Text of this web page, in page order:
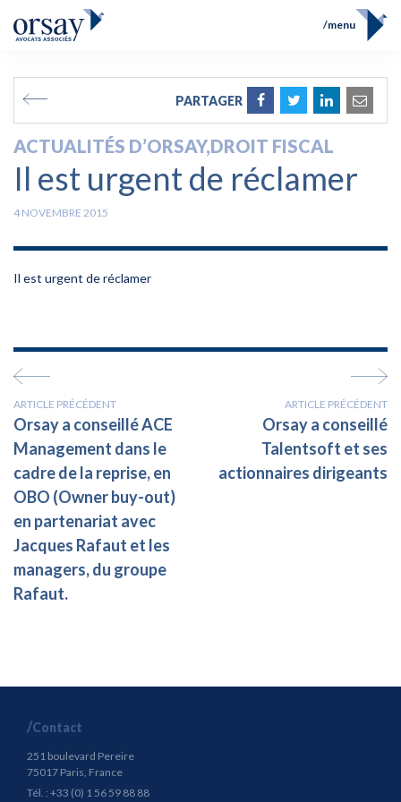
FR
menu
Compétences
Prix et Distinctions
Opérations
Actualités
Contact
PARTAGER
ACTUALITÉS D’ORSAY,DROIT FISCAL
Il est urgent de réclamer
4 NOVEMBRE 2015
Il est urgent de réclamer
ARTICLE PRÉCÉDENT
Orsay a conseillé ACE
Management dans le
cadre de la reprise, en
OBO (Owner buy-out)
en partenariat avec
Jacques Rafaut et les
managers, du groupe
Rafaut.
ARTICLE PRÉCÉDENT
Orsay a conseillé
Talentsoft et ses
actionnaires dirigeants
Contact
251 boulevard Pereire
75017 Paris, France
Tél. : +33 (0) 1 56 59 88 88